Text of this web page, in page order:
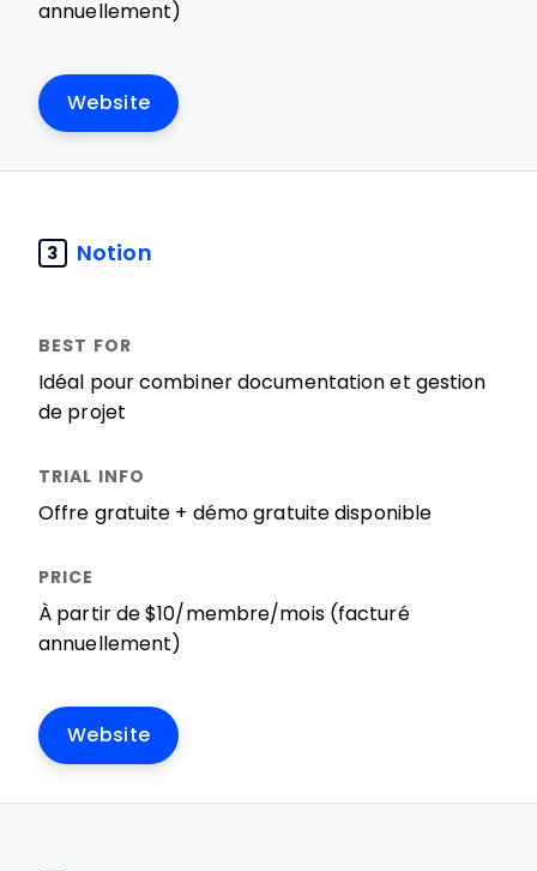
annuellement)
Website
3 Notion
Idéal pour combiner documentation et gestion
de projet
Offre gratuite + démo gratuite disponible
À partir de $10/membre/mois (facturé
annuellement)
Website